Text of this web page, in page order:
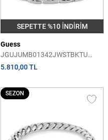
SEPETTE %10 İNDİRİM
Guess
JGUJUMB01342JWSTBKTU
Erkek Bileklik
5.810,00 TL
SEZON